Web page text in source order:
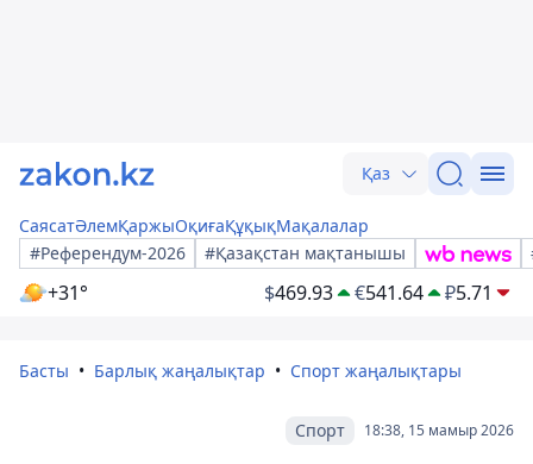
Қаз
СаясатӘлемҚаржыОқиғаҚұқықМақалалар
#Референдум-2026
#Қазақстан мақтанышы
+31° $469.93 €541.64 ₽5.71
Басты Барлық жаңалықтар Спорт жаңалықтары
18:38, 15 мамыр 2026
Спорт